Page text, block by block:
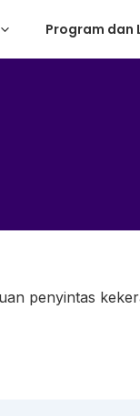
Program dan
penyintas